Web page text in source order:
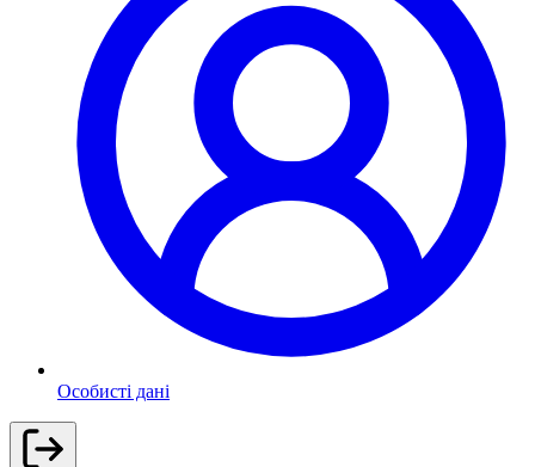
Особисті дані